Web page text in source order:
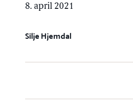
8. april 2021
Silje Hjemdal